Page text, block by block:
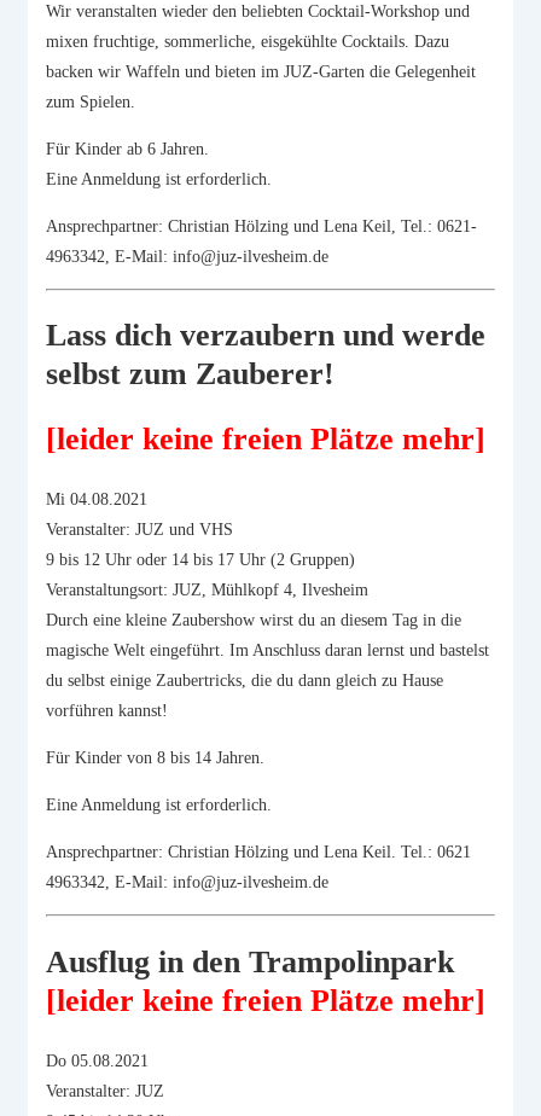
Wir veranstalten wieder den beliebten Cocktail-Workshop und
mixen fruchtige, sommerliche, eisgekühlte Cocktails. Dazu
backen wir Waffeln und bieten im JUZ-Garten die Gelegenheit
zum Spielen.
Für Kinder ab 6 Jahren.
Eine Anmeldung ist erforderlich.
Ansprechpartner: Christian Hölzing und Lena Keil, Tel.: 0621-
4963342, E-Mail: info@juz-ilvesheim.de
Lass dich verzaubern und werde
selbst zum Zauberer!
[leider keine freien Plätze mehr]
Mi 04.08.2021
Veranstalter: JUZ und VHS
9 bis 12 Uhr oder 14 bis 17 Uhr (2 Gruppen)
Veranstaltungsort: JUZ, Mühlkopf 4, Ilvesheim
Durch eine kleine Zaubershow wirst du an diesem Tag in die
magische Welt eingeführt. Im Anschluss daran lernst und bastelst
du selbst einige Zaubertricks, die du dann gleich zu Hause
vorführen kannst!
Für Kinder von 8 bis 14 Jahren.
Eine Anmeldung ist erforderlich.
Ansprechpartner: Christian Hölzing und Lena Keil. Tel.: 0621
4963342, E-Mail: info@juz-ilvesheim.de
Ausflug in den Trampolinpark
[leider keine freien Plätze mehr]
Do 05.08.2021
Veranstalter: JUZ